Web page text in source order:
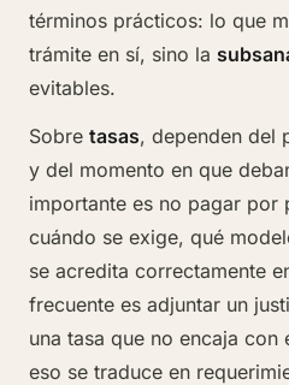
términos prácticos: lo que
trámite en sí, sino la
evitables.
Sobre tasas, dependen del
y del momento en que
importante es no pagar por
cuándo se exige, qué
se acredita correctamente
frecuente es adjuntar un
una tasa que no encaja con
eso se traduce en